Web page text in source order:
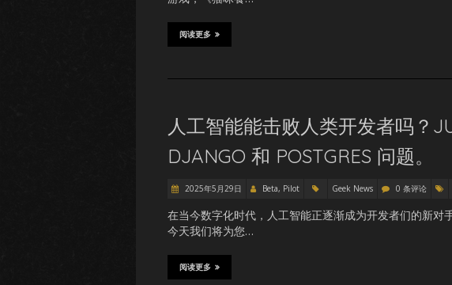
阅读更多
人工智能能击败人类开发者吗？
DJANGO 和 POSTGRES 问题。
2025年5月29日 Beta, Pilot Geek News 0 条评论
在当今数字化时代，人工智能正逐渐成为开发者们的新对
今天我们将为您…
阅读更多